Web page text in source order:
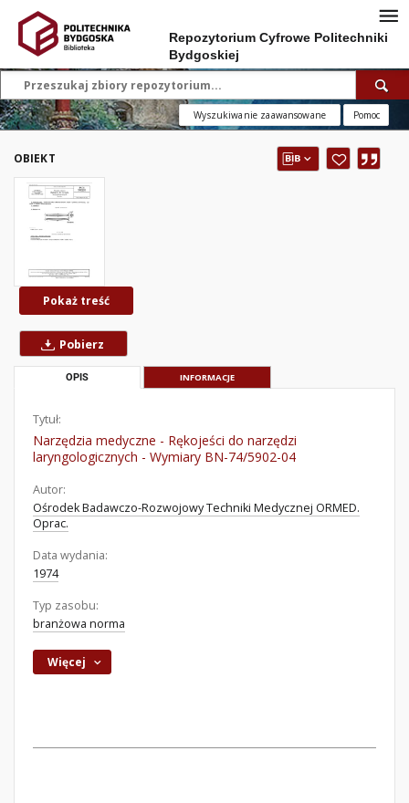
Repozytorium Cyfrowe Politechniki
Bydgoskiej
Wyszukiwanie zaawansowane Pomoc
OBIEKT
Pokaż treść
Pobierz
OPIS INFORMACJE
Tytuł:
Narzędzia medyczne - Rękojeści do narzędzi
laryngologicznych - Wymiary BN-74/5902-04
Autor:
Ośrodek Badawczo-Rozwojowy Techniki Medycznej ORMED.
Oprac.
Data wydania:
1974
Typ zasobu:
branżowa norma
Więcej